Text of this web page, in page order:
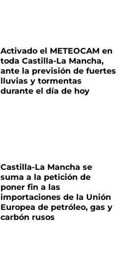
Activado el METEOCAM en
toda Castilla-La Mancha,
ante la previsión de fuertes
lluvias y tormentas
durante el día de hoy
Castilla-La Mancha se
suma a la petición de
poner fin a las
importaciones de la Unión
Europea de petróleo, gas y
carbón rusos